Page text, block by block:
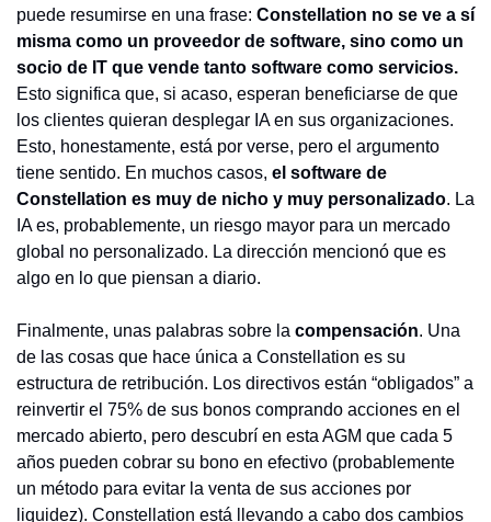
puede resumirse en una frase: Constellation no se ve a sí
misma como un proveedor de software, sino como un
socio de IT que vende tanto software como servicios.
Esto significa que, si acaso, esperan beneficiarse de que
los clientes quieran desplegar IA en sus organizaciones.
Esto, honestamente, está por verse, pero el argumento
tiene sentido. En muchos casos, el software de
Constellation es muy de nicho y muy personalizado. La
IA es, probablemente, un riesgo mayor para un mercado
global no personalizado. La dirección mencionó que es
algo en lo que piensan a diario.
Finalmente, unas palabras sobre la compensación. Una
de las cosas que hace única a Constellation es su
estructura de retribución. Los directivos están “obligados” a
reinvertir el 75% de sus bonos comprando acciones en el
mercado abierto, pero descubrí en esta AGM que cada 5
años pueden cobrar su bono en efectivo (probablemente
un método para evitar la venta de sus acciones por
liquidez). Constellation está llevando a cabo dos cambios